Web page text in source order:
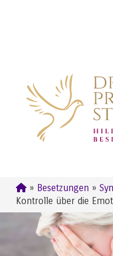
» Besetzungen »
Kontrolle über die